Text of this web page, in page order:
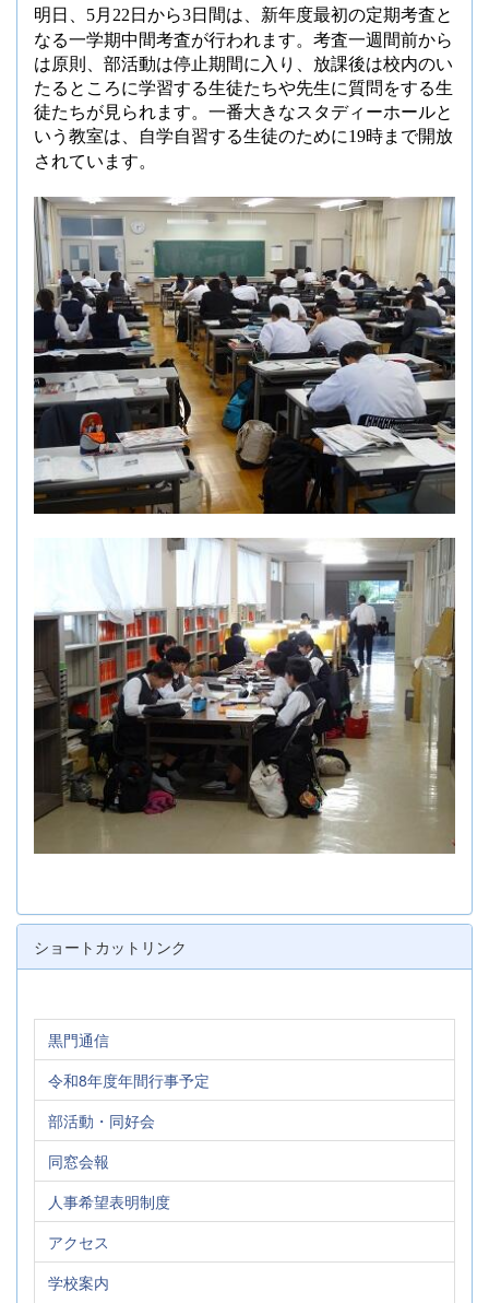
明日、 5月 22日から3日間は、新年度最初の定期考査と
なる一学期中間考査が行われます。考査一週間前から
は原則、部活動は停止期間に入り、放課後は校内のい
たるところに学習する生徒たちや先生に質問をする生
徒たちが見られます。一番大きなスタディーホールと
いう教室は、自学自習する生徒のために19時まで開放
されています。
ショートカットリンク
黒門通信
令和8年度年間行事予定
部活動・同好会
同窓会報
人事希望表明制度
アクセス
学校案内